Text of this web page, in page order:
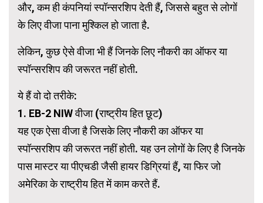
और, कम ही कंपनियां स्पॉन्सरशिप देती हैं, जिससे बहुत से लोगों
के लिए वीजा पाना मुश्किल हो जाता है.
लेकिन, कुछ ऐसे वीजा भी हैं जिनके लिए नौकरी का ऑफर या
स्पॉन्सरशिप की जरूरत नहीं होती.
ये हैं वो दो तरीके:
1. EB-2 NIW वीजा (राष्ट्रीय हित छूट)
यह एक ऐसा वीजा है जिसके लिए नौकरी का ऑफर या
स्पॉन्सरशिप की जरूरत नहीं होती. यह उन लोगों के लिए है जिनके
पास मास्टर या पीएचडी जैसी हायर डिग्रियां हैं, या फिर जो
अमेरिका के राष्ट्रीय हित में काम करते हैं.